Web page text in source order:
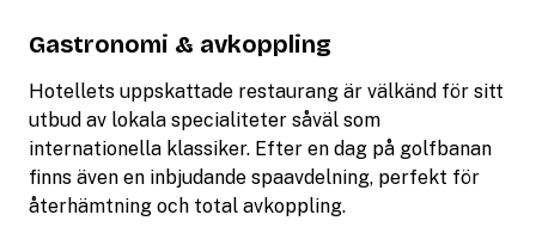
Gastronomi & avkoppling
Hotellets uppskattade restaurang är välkänd för sitt
utbud av lokala specialiteter såväl som
internationella klassiker. Efter en dag på golfbanan
finns även en inbjudande spaavdelning, perfekt för
återhämtning och total avkoppling.